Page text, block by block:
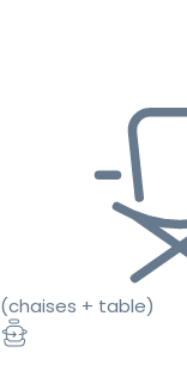
(chaises + table)